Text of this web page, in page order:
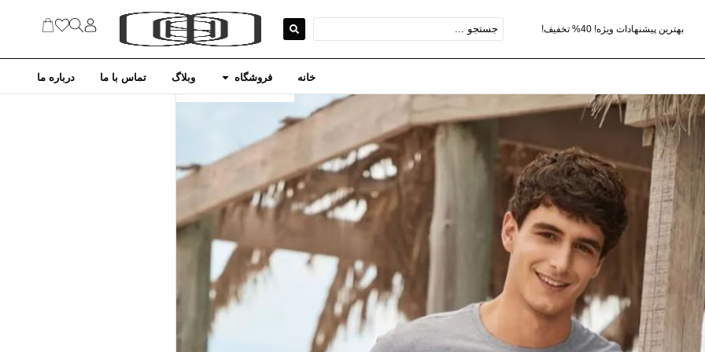
بهترین پیشنهادات ویژه! 40% تخفیف!
خانه فروشگاه وبلاگ تماس با ما درباره ما